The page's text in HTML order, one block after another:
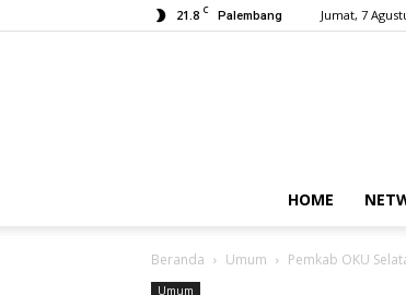
21.8 C Palembang Jumat, 7
HOME
Beranda Umum Pemkab OKU
Umum